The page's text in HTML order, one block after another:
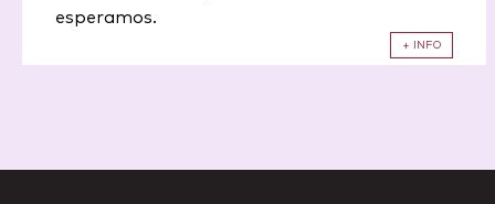
esperamos.
+ INFO